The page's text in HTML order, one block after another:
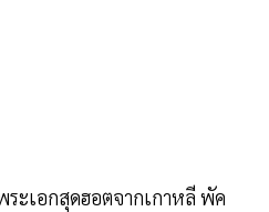
ะเอกสุดฮอตจากเกาหลี พัค